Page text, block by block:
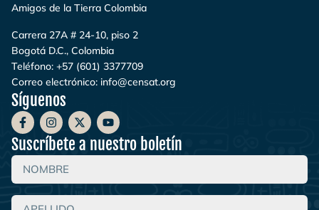
Amigos de la Tierra Colombia
Carrera 27A # 24-10, piso 2
Bogotá D.C., Colombia
Teléfono: +57 (601) 3377709
Correo electrónico: info@censat.org
Síguenos
Suscríbete a nuestro boletín